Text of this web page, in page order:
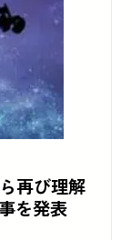
再び理解
を発表